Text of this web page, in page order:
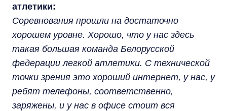
атлетики:
Соревнования прошли на достаточно
хорошем уровне. Хорошо, что у нас здесь
такая большая команда Белорусской
федерации легкой атлетики. С технической
точки зрения это хороший интернет, у нас, у
ребят телефоны, соответственно,
заряжены, и у нас в офисе стоит вся